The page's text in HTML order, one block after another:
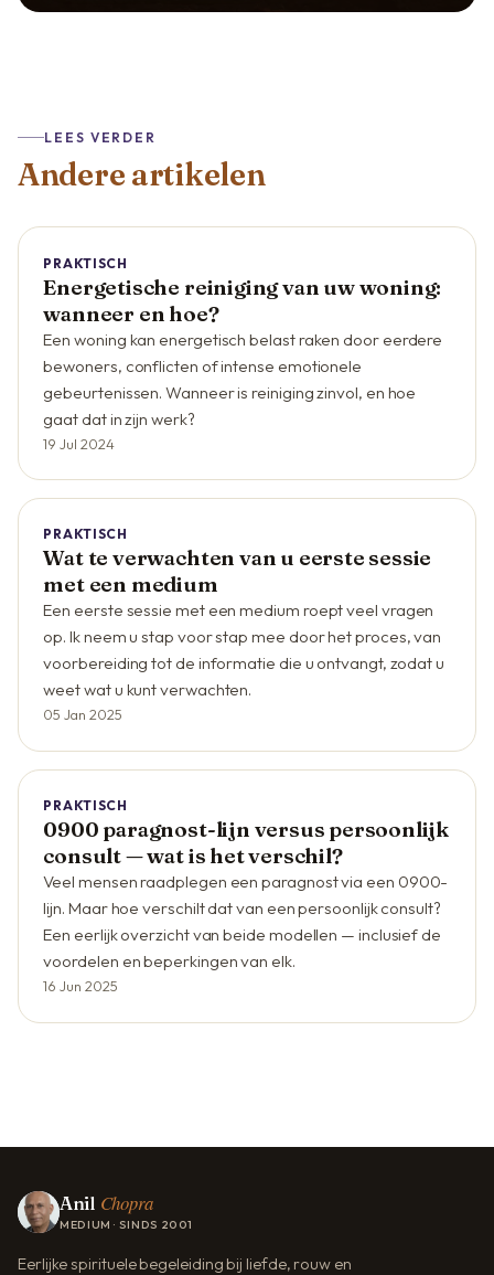
LEES VERDER
Andere artikelen
PRAKTISCH
Energetische reiniging van uw woning:
wanneer en hoe?
Een woning kan energetisch belast raken door eerdere
bewoners, conflicten of intense emotionele
gebeurtenissen. Wanneer is reiniging zinvol, en hoe
gaat dat in zijn werk?
19 Jul 2024
PRAKTISCH
Wat te verwachten van u eerste sessie
met een medium
Een eerste sessie met een medium roept veel vragen
op. Ik neem u stap voor stap mee door het proces, van
voorbereiding tot de informatie die u ontvangt, zodat u
weet wat u kunt verwachten.
05 Jan 2025
PRAKTISCH
0900 paragnost-lijn versus persoonlijk
consult — wat is het verschil?
Veel mensen raadplegen een paragnost via een 0900-
lijn. Maar hoe verschilt dat van een persoonlijk consult?
Een eerlijk overzicht van beide modellen — inclusief de
voordelen en beperkingen van elk.
16 Jun 2025
Anil Chopra
MEDIUM · SINDS 2001
Eerlijke spirituele begeleiding bij liefde, rouw en